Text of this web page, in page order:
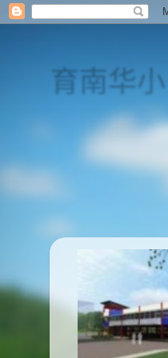
育南华小
SJK(C) Yoke Nam